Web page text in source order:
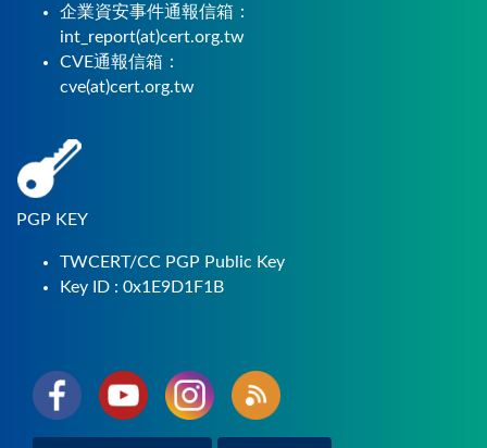
企業資安事件通報信箱：
int_report(at)cert.org.tw
CVE通報信箱：
cve(at)cert.org.tw
PGP KEY
TWCERT/CC PGP Public Key
Key ID : 0x1E9D1F1B